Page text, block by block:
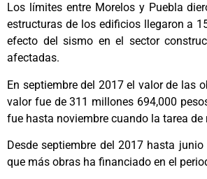
Los límites entre Morelos y Puebla
estructuras de los edificios llegaron a
efecto del sismo en el sector
afectadas.
En septiembre del 2017 el valor de las
valor fue de 311 millones 694,000
fue hasta noviembre cuando la tarea
Desde septiembre del 2017 hasta
que más obras ha financiado en el